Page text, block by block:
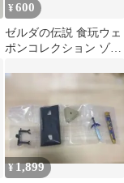
¥600
ゼルダの伝説 食玩ウェ
ポンコレクション ゾー
¥1,899